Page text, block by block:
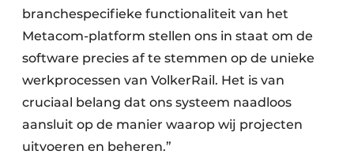
branchespecifieke functionaliteit van het
Metacom-platform stellen ons in staat om de
software precies af te stemmen op de unieke
werkprocessen van VolkerRail. Het is van
cruciaal belang dat ons systeem naadloos
aansluit op de manier waarop wij projecten
uitvoeren en beheren.”